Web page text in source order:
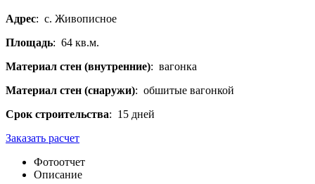
Адрес: с. Живописное
Площадь: 64 кв.м.
Материал стен (внутренние): вагонка
Материал стен (снаружи): обшитые вагонкой
Срок строительства: 15 дней
Заказать расчет
Фотоотчет
Описание